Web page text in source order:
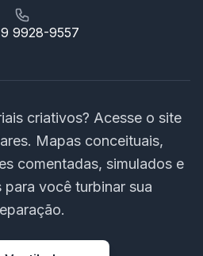
9928-9557
criativos? Acesse o site
Mapas conceituais,
comentadas, simulados e
para você turbinar sua